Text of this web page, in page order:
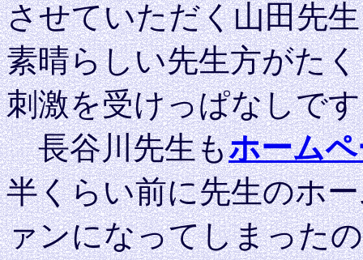
させていただく山田先
素晴らしい先生方がた
刺激を受けっぱなしで
長谷川先生もホーム
半くらい前に先生のホ
ァンになってしまった